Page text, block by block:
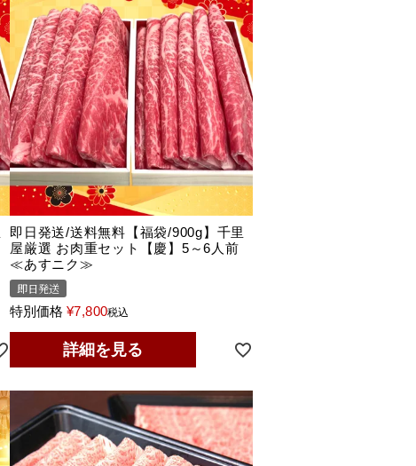
即日発送/送料無料【福袋/900g】千里
屋厳選 お肉重セット【慶】5～6人前
≪あすニク≫
即日発送
特別価格 ¥7,800税込
詳細を見る